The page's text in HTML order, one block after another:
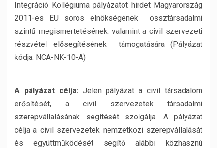
Integráció Kollégiuma pályázatot hirdet Magyarország
2011-es EU soros elnökségének össztársadalmi
szintű megismertetésének, valamint a civil szervezeti
részvétel elősegítésének támogatására (Pályázat
kódja: NCA-NK-10-A)
A pályázat célja: Jelen pályázat a civil társadalom
erősítését, a civil szervezetek társadalmi
szerepvállalásának segítését szolgálja. A pályázat
célja a civil szervezetek nemzetközi szerepvállalását
és együttműködését segítő alábbi közhasznú